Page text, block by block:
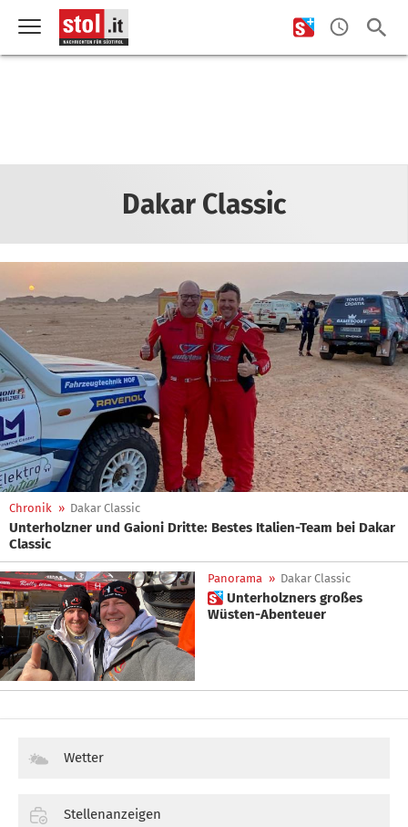
Dakar Classic
Chronik » Dakar Classic
Unterholzner und Gaioni Dritte: Bestes Italien-Team bei Dakar
Classic
Panorama » Dakar Classic
 Unterholzners großes
Wüsten-Abenteuer
Wetter
Stellenanzeigen